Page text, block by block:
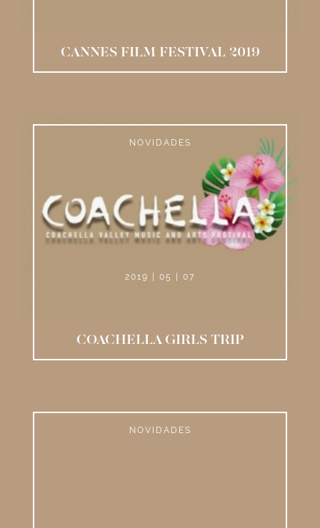
CANNES FILM FESTIVAL 2019
2019 | 05 | 07
NOVIDADES
COACHELLA GIRLS TRIP
NOVIDADES